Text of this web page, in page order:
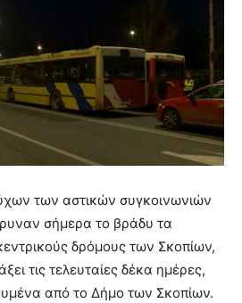
των αστικών συγκοινωνιών
σήμερα το βράδυ τα
δρόμους των Σκοπίων,
τις τελευταίες δέκα ημέρες,
από το Δήμο των Σκοπίων.